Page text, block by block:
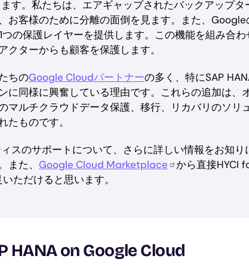
す。私たちは、エアギャップされたバックアップタ
お客様のために分離の面倒を見ます。また、Google
の保護レイヤーを提供します。この機能を組み合わ
ターからも顧客を保護します。
ちのGoogle Cloudパートナーの多く、特にSAP
同様に興奮している理由です。これらの追加は、
マルチクラウドデータ保護、移行、リカバリのソリ
ものです。
スのサポートについて、さらに詳しい情報をお知り
また、 Google Cloud Marketplace
から直接HYCI
ただけると思います。
on Google Cloud